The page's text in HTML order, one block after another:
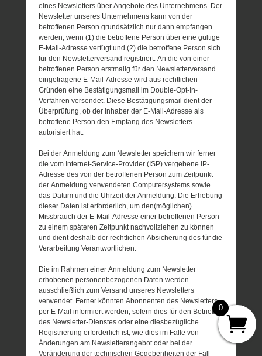
eines Newsletters über Angebote des Unternehmens. Der
Newsletter unseres Unternehmens kann von der
betroffenen Person grundsätzlich nur dann empfangen
werden, wenn (1) die betroffene Person über eine gültige
E-Mail-Adresse verfügt und (2) die betroffene Person sich
für den Newsletterversand registriert. An die von einer
betroffenen Person erstmalig für den Newsletterversand
eingetragene E-Mail-Adresse wird aus rechtlichen
Gründen eine Bestätigungsmail im Double-Opt-In-
Verfahren versendet. Diese Bestätigungsmail dient der
Überprüfung, ob der Inhaber der E-Mail-Adresse als
betroffene Person den Empfang des Newsletters
autorisiert hat.
Bei der Anmeldung zum Newsletter speichern wir ferner
die vom Internet-Service-Provider (ISP) vergebene IP-
Adresse des von der betroffenen Person zum Zeitpunkt
der Anmeldung verwendeten Computersystems sowie
das Datum und die Uhrzeit der Anmeldung. Die Erhebung
dieser Daten ist erforderlich, um den(möglichen)
Missbrauch der E-Mail-Adresse einer betroffenen Person
zu einem späteren Zeitpunkt nachvollziehen zu können
und dient deshalb der rechtlichen Absicherung des für die
Verarbeitung Verantwortlichen.
Die im Rahmen einer Anmeldung zum Newsletter
erhobenen personenbezogenen Daten werden
ausschließlich zum Versand unseres Newsletters
verwendet. Ferner könnten Abonnenten des Newsletters
per E-Mail informiert werden, sofern dies für den Betrieb
des Newsletter-Dienstes oder eine diesbezügliche
Registrierung erforderlich ist, wie dies im Falle von
Änderungen am Newsletterangebot oder bei der
Veränderung der technischen Gegebenheiten der Fall
0